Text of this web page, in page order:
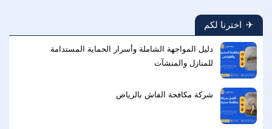
اخترنا لكم
دليل المواجهة الشاملة وأسرار الحماية المستدامة
للمنازل والمنشآت
شركة مكافحة الفاش بالرياض